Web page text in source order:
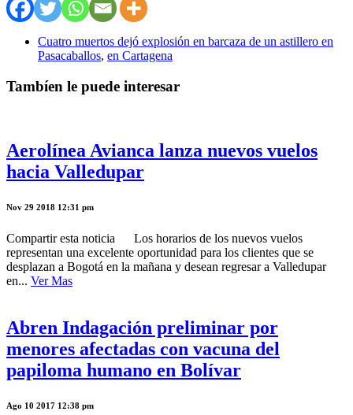
Cuatro muertos dejó explosión en barcaza de un astillero en
Pasacaballos, en Cartagena
Tambíen le puede interesar
Aerolínea Avianca lanza nuevos vuelos
hacia Valledupar
Nov 29 2018 12:31 pm
Compartir esta noticia Los horarios de los nuevos vuelos
representan una excelente oportunidad para los clientes que se
desplazan a Bogotá en la mañana y desean regresar a Valledupar
en... Ver Mas
Abren Indagación preliminar por
menores afectadas con vacuna del
papiloma humano en Bolívar
Ago 10 2017 12:38 pm